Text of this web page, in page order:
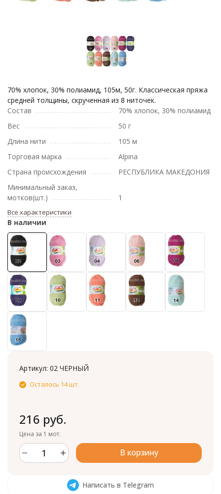
70% хлопок, 30% полиамид, 105м, 50г. Классическая пряжа
средней толщины, скрученная из 8 ниточек.
Состав
70% хлопок, 30% полиамид
Вес
50 г
Длина нити
105 м
Торговая марка
Alpina
Страна происхождения
РЕСПУБЛИКА МАКЕДОНИЯ
Минимальный заказ,
мотков(шт.)
1
Все характеристики
В наличии
Артикул: 02 ЧЕРНЫЙ
Осталось 14 шт.
216 руб.
Цена за 1 мот.
В корзину
Написать в Telegram